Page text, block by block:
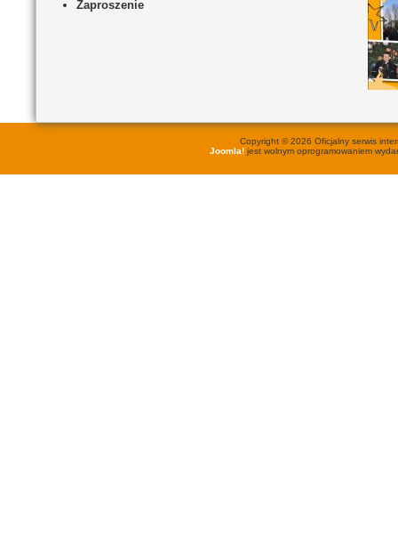
Zaproszenie
Copyright © 2026 Oficjalny serwis
Joomla!jest wolnym oprogramowaniem